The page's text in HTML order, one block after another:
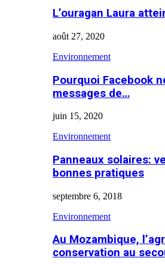
L’ouragan Laura
août 27, 2020
Environnement
Pourquoi Facebook
messages de…
juin 15, 2020
Environnement
Panneaux solaires:
bonnes pratiques
septembre 6, 2018
Environnement
Au Mozambique,
conservation au